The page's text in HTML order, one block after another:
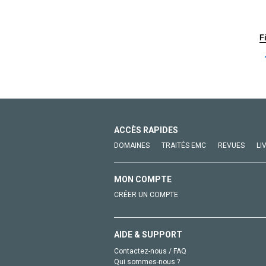
ACCÈS RAPIDES
DOMAINES TRAITÉS EMC REVUES
MON COMPTE
CRÉER UN COMPTE
AIDE & SUPPORT
Contactez-nous / FAQ
Qui sommes-nous ?